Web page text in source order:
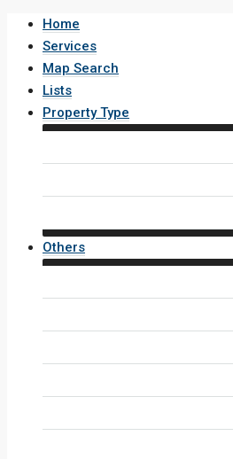
Home
Services
Map Search
Lists
Property Type
Others